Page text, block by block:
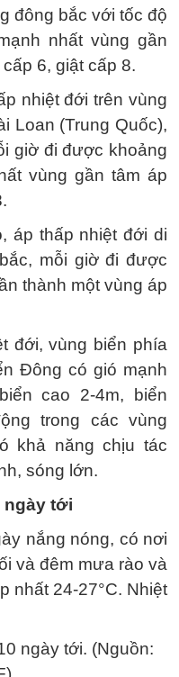
đông bắc với tốc độ
nhất vùng gần
6, giật cấp 8.
nhiệt đới trên vùng
Loan (Trung Quốc),
giờ đi được khoảng
vùng gần tâm áp
áp thấp nhiệt đới di
mỗi giờ đi được
thành một vùng áp
đới, vùng biển phía
Đông có gió mạnh
cao 2-4m, biển
trong các vùng
khả năng chịu tác
sóng lớn.
ngày tới
nắng nóng, có nơi
và đêm mưa rào và
nhất 24-27°C. Nhiệt